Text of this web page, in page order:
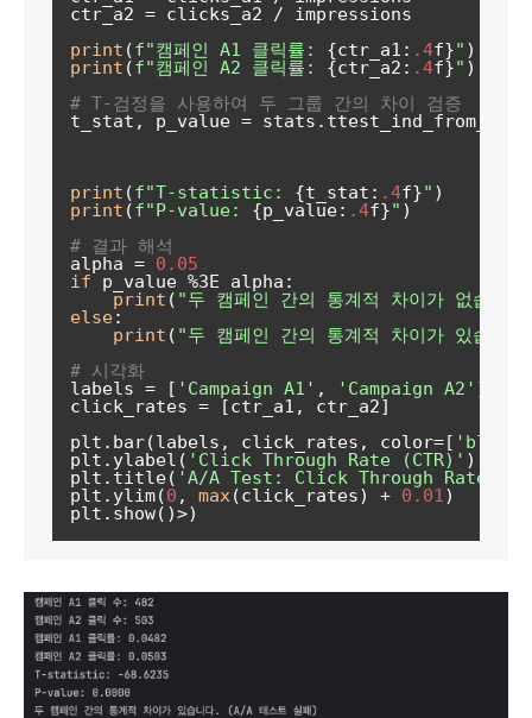
ctr_a2 = clicks_a2 / impressions
print (f"캠페인 A1 클릭률: {ctr_a1: .4f}"
print (f"캠페인 A2 클릭률: {ctr_a2: .4f}" )
# T-검정을 사용하여 두 그룹 간의 차이 검증
t_stat, p_value =
print (f"T-statistic: {t_stat: .4f}"
print (f"P-value: {p_value: .4f}" )
# 결과 해석
alpha = 0.05
if p_value %3E alpha:
print ( "두 캠페인 간의 통계적 차이가 없습니
else:
print ( "두 캠페인 간의 통계적 차이가 있습니
# 시각화
labels = [ 'Campaign A1' , 'Campaign A2' ]
click_rates = [ctr_a1, ctr_a2]
plt.bar(labels, click_rates, color=[ 'blue'
plt.ylabel( 'Click Through Rate (CTR)' )
plt.title( 'A/A Test: Click Through Rate
plt.ylim(0 , max(click_rates) + 0.01)